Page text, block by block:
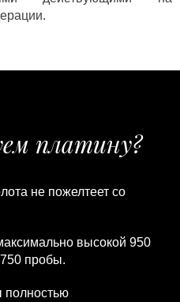
платину?
не пожелтеет со
высокой 950
пробы.
полностью